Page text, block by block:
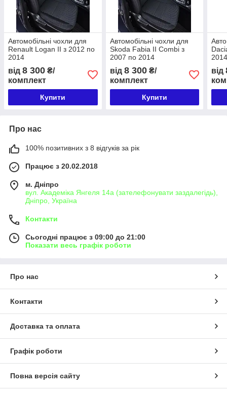
Автомобільні чохли для
Renault Logan II з 2012 по
2014
від 8 300 ₴/
комплект
Купити
Автомобільні чохли для
Skoda Fabia II Combi з
2007 по 2014
від 8 300₴/
комплект
Купити
від
Про нас
100% позитивних з 8 відгуків за рік
Працює з 20.02.2018
м. Дніпро
вул. Академіка Янгеля 14а (зателефонувати заздалегідь),
Дніпро, Україна
Контакти
Сьогодні працює з 09:00 до 21:00
Показати весь графік роботи
Про нас
Контакти
Доставка та оплата
Графік роботи
Повна версія сайту